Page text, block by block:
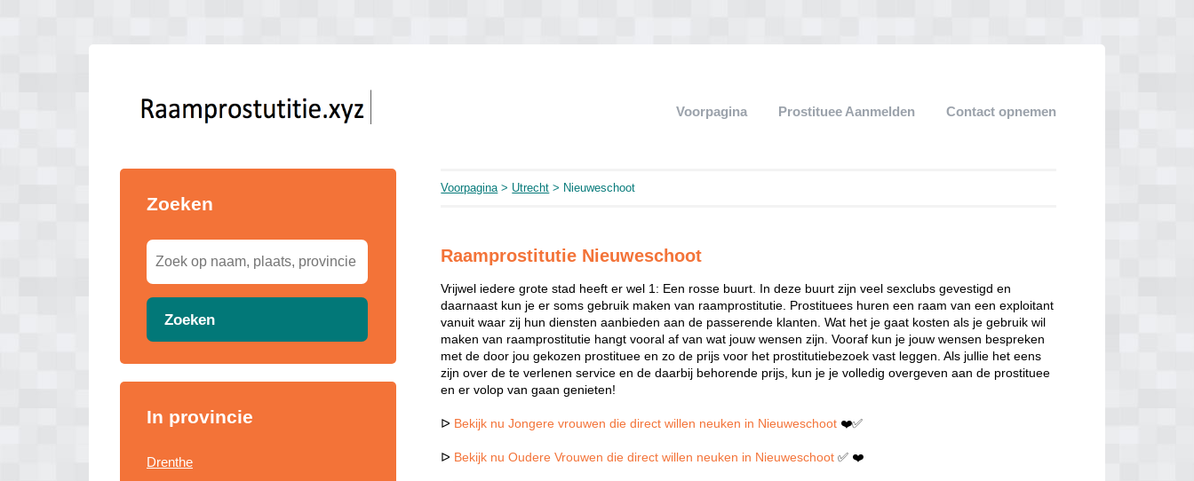
Voorpagina Prostituee Aanmelden Contact opnemen
Zoeken
Zoeken
In provincie
Drenthe
Voorpagina> Utrecht > Nieuweschoot
Raamprostitutie Nieuweschoot
Vrijwel iedere grote stad heeft er wel 1: Een rosse buurt. In deze buurt zijn veel sexclubs gevestigd en
daarnaast kun je er soms gebruik maken van raamprostitutie. Prostituees huren een raam van een exploitant
vanuit waar zij hun diensten aanbieden aan de passerende klanten. Wat het je gaat kosten als je gebruik wil
maken van raamprostitutie hangt vooral af van wat jouw wensen zijn. Vooraf kun je jouw wensen bespreken
met de door jou gekozen prostituee en zo de prijs voor het prostitutiebezoek vast leggen. Als jullie het eens
zijn over de te verlenen service en de daarbij behorende prijs, kun je je volledig overgeven aan de prostituee
en er volop van gaan genieten!
ᐅ Bekijk nu Jongere vrouwen die direct willen neuken in Nieuweschoot ❤️✅
ᐅ Bekijk nu Oudere Vrouwen die direct willen neuken in Nieuweschoot ✅ ❤️